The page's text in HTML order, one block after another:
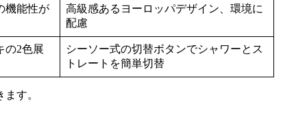
機能性が
高級感あるヨーロッパデザイン、環境に
配慮
の2色展
シーソー式の切替ボタンでシャワーとス
トレートを簡単切替
す。